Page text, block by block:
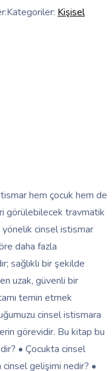
Kişisel
hem çocuk hem de
görülebilecek travmatik
yönelik cinsel istismar
daha fazla
sağlıklı bir şekilde
uzak, güvenli bir
temin etmek
cinsel istismara
görevidir. Bu kitap bu
• Çocukta cinsel
gelişimi nedir? •